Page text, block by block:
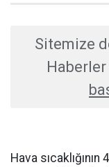
Sitemize
Haberler
Hava